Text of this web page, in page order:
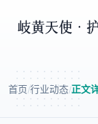
首页/行业动态/正文